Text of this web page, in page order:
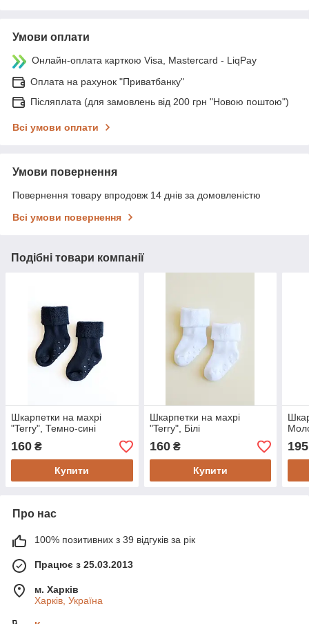
Умови оплати
Онлайн-оплата карткою Visa, Mastercard - LiqPay
Оплата на рахунок "Приватбанку"
Післяплата (для замовлень від 200 грн "Новою поштою")
Всі умови оплати
Умови повернення
Повернення товару впродовж 14 днів за домовленістю
Всі умови повернення
Подібні товари компанії
Шкарпетки на махрі
"Terry", Темно-сині
160 ₴
Купити
Шкарпетки на махрі
"Terry", Білі
160₴
Купити
195
Про нас
100% позитивних з 39 відгуків за рік
Працює з 25.03.2013
м. Харків
Харків, Україна